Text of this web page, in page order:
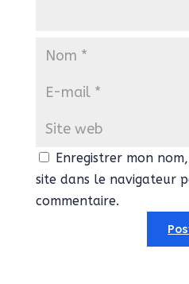
Enregistrer mon
site dans le navigateur
commentaire.